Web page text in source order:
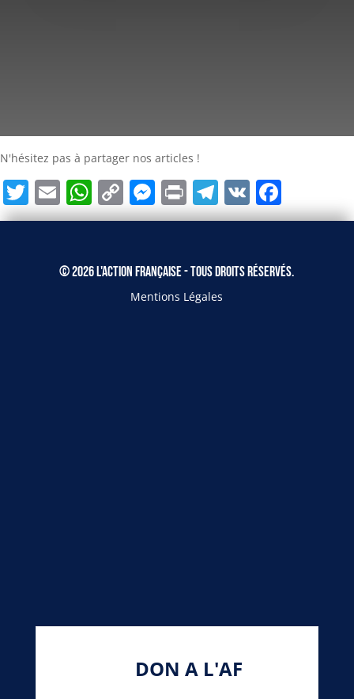
N'hésitez pas à partager nos articles !
Twitter
EmailWhatsApp
Copy
Link
Messenger
PrintTelegram
VK
© 2026 L'Action Française - Tous droits réservés.
Mentions Légales
DON A L'AF